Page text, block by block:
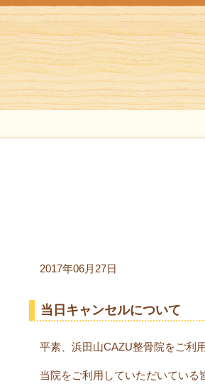
2017年06月27日
当日キャンセルについて
平素、浜田山CAZU整骨院をご利
当院をご利用していただいている